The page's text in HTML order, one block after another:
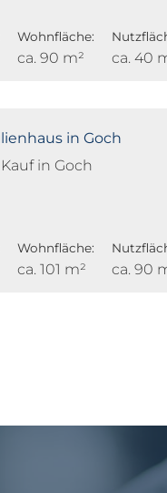
Wohnfläche:
ca. 90 m² ca. 40
in Goch
in Goch
Wohnfläche:
ca. 101 m² ca. 90